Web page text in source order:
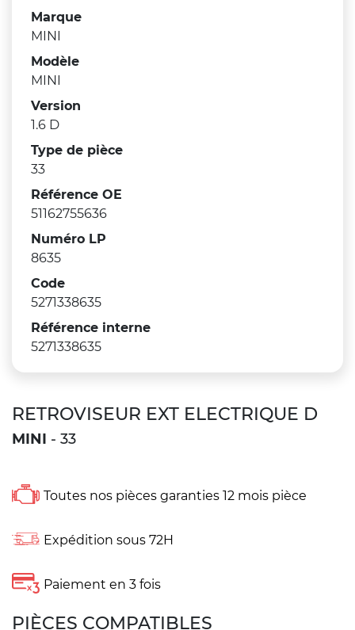
Marque
MINI
Modèle
MINI
Version
1.6 D
Type de pièce
33
Référence OE
51162755636
Numéro LP
8635
Code
5271338635
Référence interne
5271338635
RETROVISEUR EXT ELECTRIQUE D
MINI - 33
Toutes nos pièces garanties 12 mois pièce
Expédition sous 72H
Paiement en 3 fois
PIÈCES COMPATIBLES